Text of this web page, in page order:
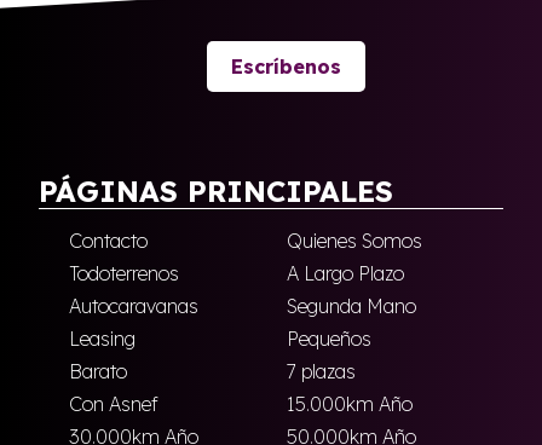
Escríbenos
PÁGINAS PRINCIPALES
Contacto
Quienes Somos
Todoterrenos
A Largo Plazo
Autocaravanas
Segunda Mano
Leasing
Pequeños
Barato
7 plazas
Con Asnef
15.000km Año
30.000km Año
50.000km Año